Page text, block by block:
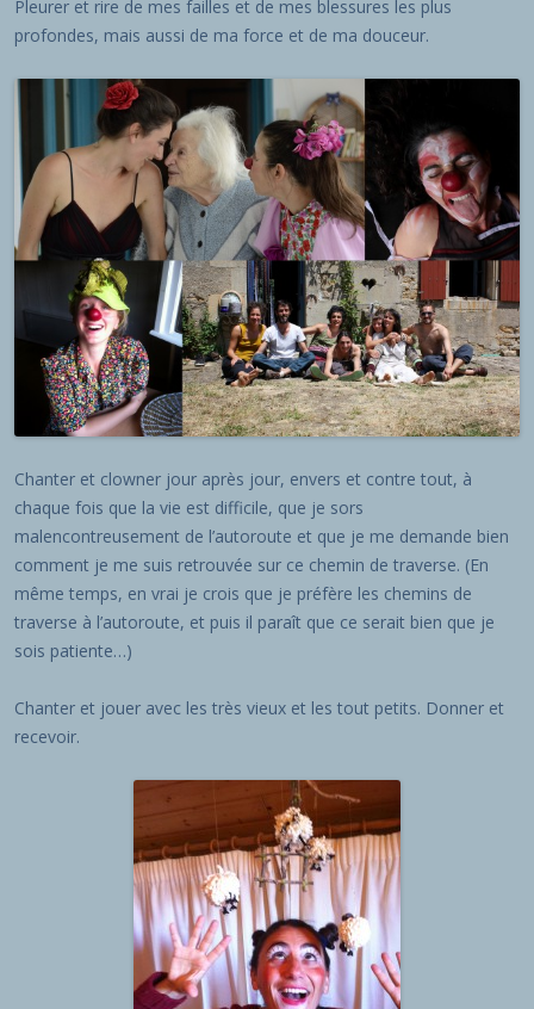
Pleurer et rire de mes failles et de mes blessures les plus
profondes, mais aussi de ma force et de ma douceur.
Chanter et clowner jour après jour, envers et contre tout, à
chaque fois que la vie est difficile, que je sors
malencontreusement de l’autoroute et que je me demande bien
comment je me suis retrouvée sur ce chemin de traverse. (En
même temps, en vrai je crois que je préfère les chemins de
traverse à l’autoroute, et puis il paraît que ce serait bien que je
sois patiente…)
Chanter et jouer avec les très vieux et les tout petits. Donner et
recevoir.